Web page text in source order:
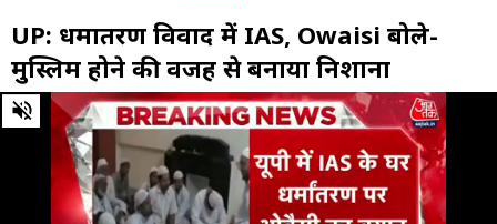
UP: धर्मांतरण विवाद में IAS, Owaisi बोले-
मुस्लिम होने की वजह से बनाया निशाना
0
of
minutes,
seconds